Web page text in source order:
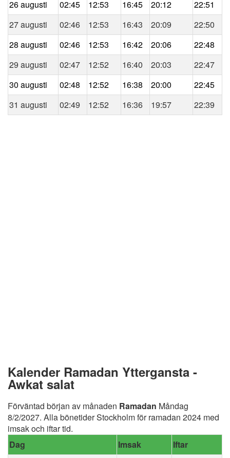
26 augusti 02:45 12:53 16:45 20:12
22:51
27 augusti
02:46 12:53 16:43 20:09
22:50
28 augusti
02:46 12:53 16:42 20:06
22:48
29 augusti
02:47 12:52 16:40 20:03
22:47
30 augusti
02:48 12:52 16:38 20:00
22:45
31 augusti
02:49 12:52 16:36 19:57 22:39
Kalender Ramadan Yttergansta -
Awkat salat
Förväntad början av månaden Ramadan Måndag
8/2/2027. Alla bönetider Stockholm för ramadan 2024 med
imsak och iftar tid.
Dag
Imsak
Iftar